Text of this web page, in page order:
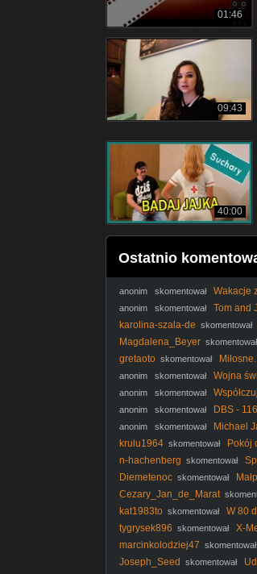
01:46
09:43
40:00
Ostatnio
anonim skomentował Wakacje
anonim skomentował
Tom and
(2005)
karolina-szala-de skomentował
Pierwszego S01E02 Lektor PL
Magdalena_Beyer skomentował
gretaoto skomentował
1965. Lektor.pl
anonim skomentował
Wojna
(2025) lektor
anonim skomentował
Sobkowiak-Czarneckiej u
anonim skomentował DBS - 116
anonim skomentował
Michael
(Lektor PL)
krulu1964 skomentował
Pokój
PL
n-hachenberg skomentował
S01E07 Lektor PL
Diemetenoc skomentował
Cezary_Jan_de_Marat
13/03/2026 ...
kat1983to skomentował
W 80
tygrysek896 skomentował
X-
[Lektor PL]
marcinkolodziej47 skomentował
PL
Joseph_Seed skomentował